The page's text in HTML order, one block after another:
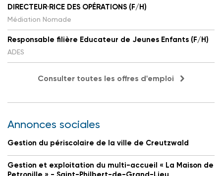
DIRECTEUR·RICE DES OPÉRATIONS (F/H)
Médiation Nomade
Responsable filière Educateur de Jeunes Enfants (F/H)
ADES
Consulter toutes les offres d'emploi
Annonces sociales
Gestion du périscolaire de la ville de Creutzwald
Gestion et exploitation du multi-accueil « La Maison de